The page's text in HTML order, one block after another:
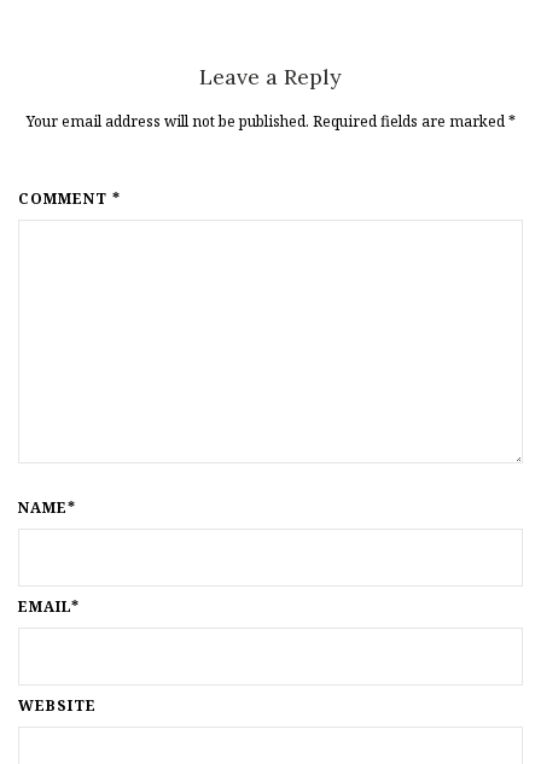
Leave a Reply
Your email address will not be published. Required fields are marked*
COMMENT *
NAME*
EMAIL*
WEBSITE